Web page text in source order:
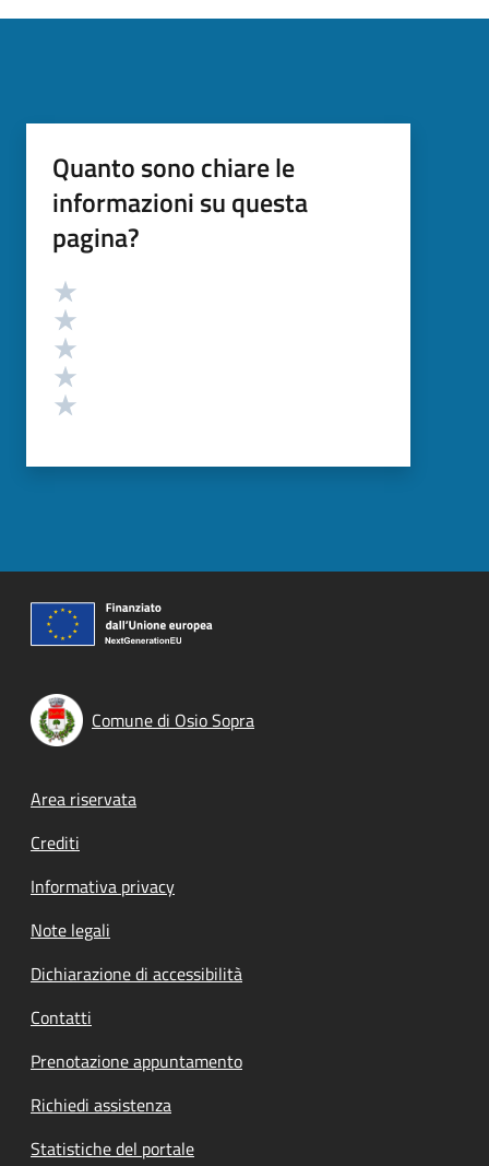
Quanto sono chiare le
informazioni su questa
pagina?
Valutazione
Comune di Osio Sopra
Footer menu
Area riservata
Crediti
Informativa privacy
Note legali
Dichiarazione di accessibilità
Contatti
Prenotazione appuntamento
Richiedi assistenza
Statistiche del portale